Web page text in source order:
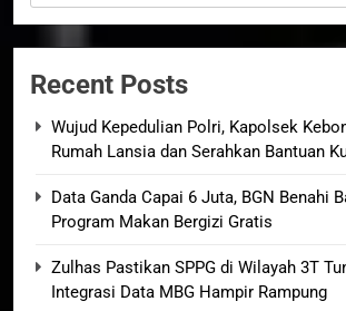
Recent Posts
Wujud Kepedulian Polri, Kapolsek
Rumah Lansia dan Serahkan Bantuan
Data Ganda Capai 6 Juta, BGN Benahi
Program Makan Bergizi Gratis
Zulhas Pastikan SPPG di Wilayah 3T
Integrasi Data MBG Hampir Rampung